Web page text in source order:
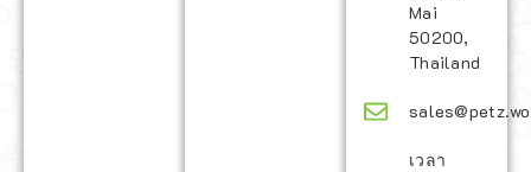
Mai
50200,
Thailand
เวลา